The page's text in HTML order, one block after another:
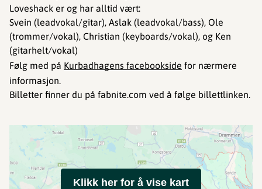
Loveshack er og har alltid vært:
Svein (leadvokal/gitar), Aslak (leadvokal/bass), Ole
(trommer/vokal), Christian (keyboards/vokal), og Ken
(gitarhelt/vokal)
Følg med på Kurbadhagens facebookside for nærmere
informasjon.
Billetter finner du på fabnite.com ved å følge billettlinken.
Klikk her for å vise kart